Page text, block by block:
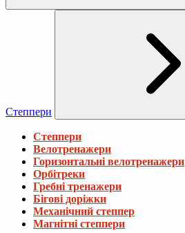
Степпери
Степпери
Велотренажери
Горизонтальні велотренажери
Орбітреки
Гребні тренажери
Бігові доріжки
Механічний степпер
Магнітні степпери